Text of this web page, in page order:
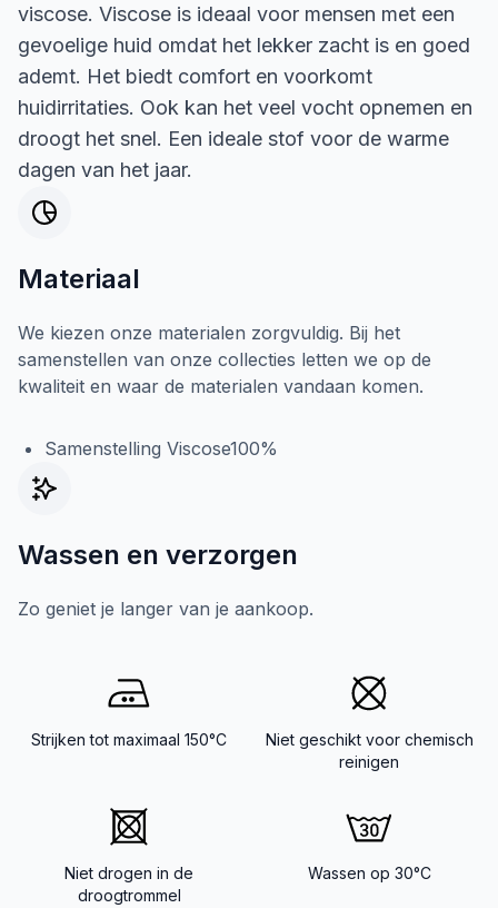
viscose. Viscose is ideaal voor mensen met een
gevoelige huid omdat het lekker zacht is en goed
ademt. Het biedt comfort en voorkomt
huidirritaties. Ook kan het veel vocht opnemen en
droogt het snel. Een ideale stof voor de warme
dagen van het jaar.
Materiaal
We kiezen onze materialen zorgvuldig. Bij het
samenstellen van onze collecties letten we op de
kwaliteit en waar de materialen vandaan komen.
Samenstelling Viscose100%
Wassen en verzorgen
Zo geniet je langer van je aankoop.
Strijken tot maximaal 150°C
Niet geschikt voor chemisch
reinigen
Niet drogen in de
droogtrommel
Wassen op 30°C